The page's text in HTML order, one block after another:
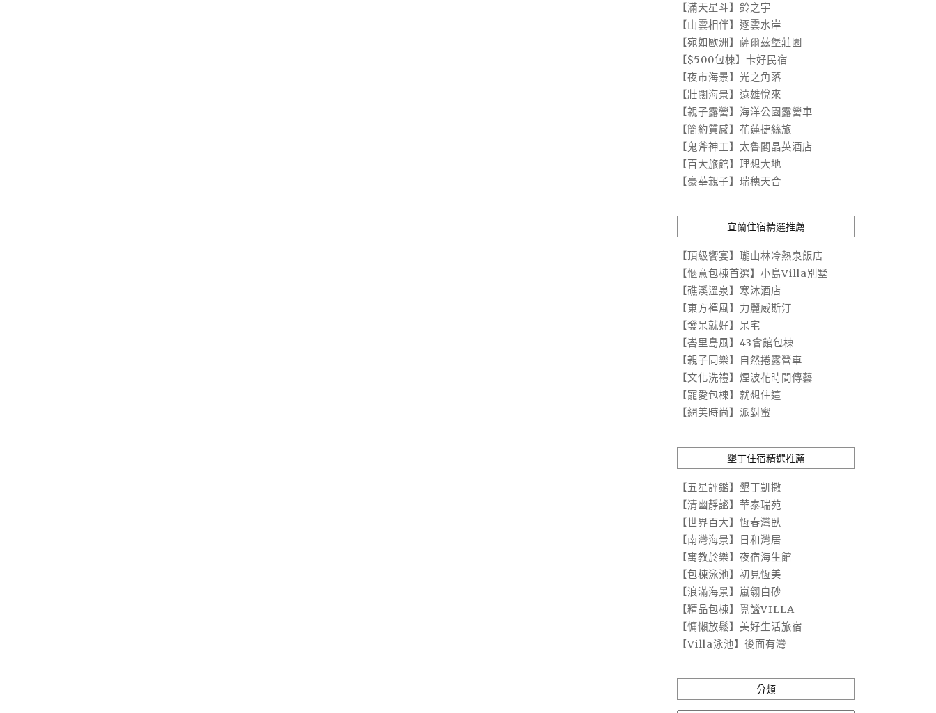
【滿天星斗】鈴之宇
【山雲相伴】逐雲水岸
【宛如歐洲】薩爾茲堡莊園
【$500包棟】卡好民宿
【夜市海景】光之角落
【壯闊海景】遠雄悅來
【親子露營】海洋公園露營車
【簡約質感】花蓮捷絲旅
【鬼斧神工】太魯閣晶英酒店
【百大旅館】理想大地
【豪華親子】瑞穗天合
宜蘭住宿精選推薦
【頂級饗宴】瓏山林冷熱泉飯店
【愜意包棟首選】小島Villa別墅
【礁溪溫泉】寒沐酒店
【東方禪風】力麗威斯汀
【發呆就好】呆宅
【峇里島風】43會館包棟
【親子同樂】自然捲露營車
【文化洗禮】煙波花時間傳藝
【寵愛包棟】就想住這
【網美時尚】派對蜜
墾丁住宿精選推薦
【五星評鑑】墾丁凱撒
【清幽靜謐】華泰瑞苑
【世界百大】恆春灣臥
【南灣海景】日和灣居
【寓教於樂】夜宿海生館
【包棟泳池】初見恆美
【浪滿海景】嵐翎白砂
【精品包棟】覓謐VILLA
【慵懶放鬆】美好生活旅宿
【Villa泳池】後面有灣
分類